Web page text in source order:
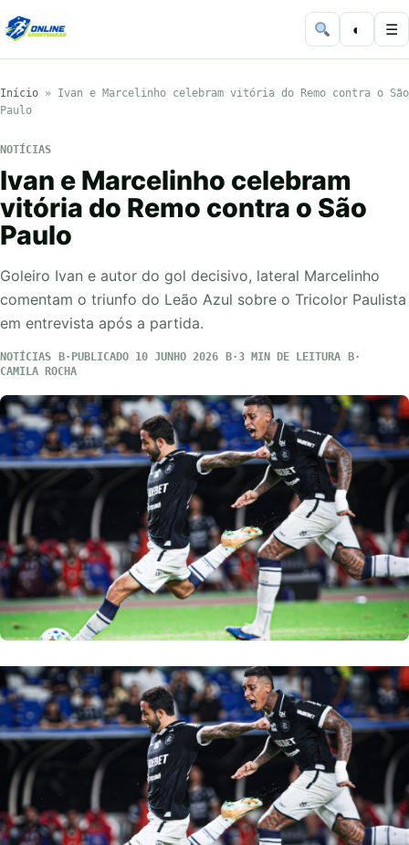
◐ ☰
Início » Ivan e Marcelinho celebram vitória do Remo contra o São
Paulo
NOTÍCIAS
Ivan e Marcelinho celebram
vitória do Remo contra o São
Paulo
Goleiro Ivan e autor do gol decisivo, lateral Marcelinho
comentam o triunfo do Leão Azul sobre o Tricolor Paulista
em entrevista após a partida.
NOTÍCIAS PUBLICADO 10 JUNHO 2026
3 MIN DE LEITURA
CAMILA ROCHA